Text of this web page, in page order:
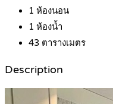
1 ห้องนอน
1 ห้องน้ำ
43 ตารางเมตร
Description